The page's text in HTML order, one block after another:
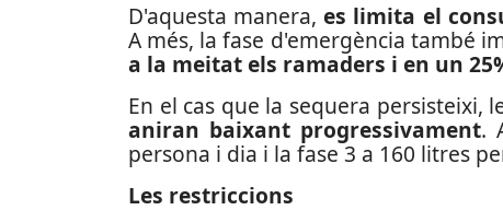
D'aquesta manera,es limita el
A més, la fase d'emergència també
a la meitat els ramaders i en un
En el cas que la sequera
aniran baixant progressivament.
persona i dia i la fase 3 a 160 litres
Les restriccions